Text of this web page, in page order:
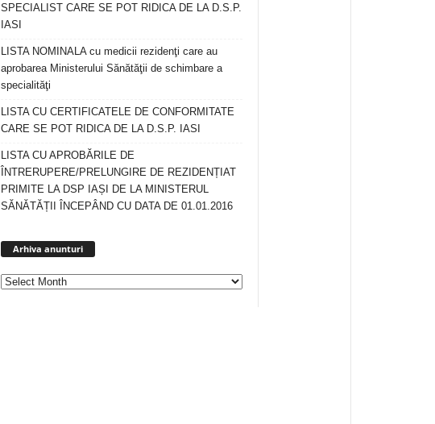
SPECIALIST CARE SE POT RIDICA DE LA D.S.P.
IASI
LISTA NOMINALA cu medicii rezidenţi care au
aprobarea Ministerului Sănătăţii de schimbare a
specialităţi
LISTA CU CERTIFICATELE DE CONFORMITATE
CARE SE POT RIDICA DE LA D.S.P. IASI
LISTA CU APROBĂRILE DE
ÎNTRERUPERE/PRELUNGIRE DE REZIDENȚIAT
PRIMITE LA DSP IAȘI DE LA MINISTERUL
SĂNĂTĂȚII ÎNCEPÂND CU DATA DE 01.01.2016
Arhiva anunturi